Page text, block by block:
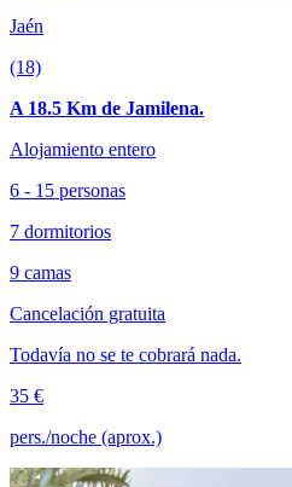
Jaén
(18)
A 18.5 Km de Jamilena.
Alojamiento entero
6 - 15 personas
7 dormitorios
9 camas
Cancelación gratuita
Todavía no se te cobrará nada.
35 €
pers./noche (aprox.)